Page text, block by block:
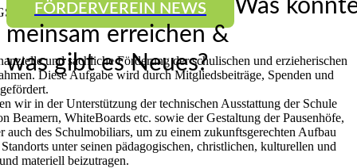
FÖRDERVEREIN NEWS
Was
meinsam erreichen &
was gibt es Neues?
PGS2023-09-18T09:11:19+00:00
und sachliche Förderung der schulischen und erzieherischen
Diese Aufgabe wird durch Mitgliedsbeiträge, Spenden und
wir in der Unterstützung der technischen Ausstattung der Schule
Beamern, WhiteBoards etc. sowie der Gestaltung der Pausenhöfe,
des Schulmobiliars, um zu einem zukunftsgerechten Aufbau
unter seinen pädagogischen, christlichen, kulturellen und
materiell beizutragen.